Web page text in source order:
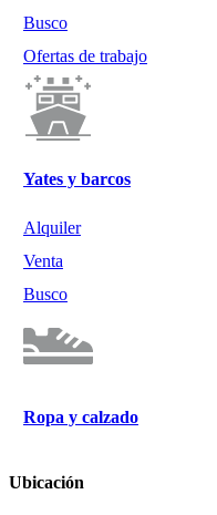
Busco
Ofertas de trabajo
Yates y barcos
Alquiler
Venta
Busco
Ropa y calzado
Ubicación